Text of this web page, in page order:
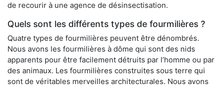
de recourir à une agence de désinsectisation.
Quels sont les différents types de fourmilières ?
Quatre types de fourmilières peuvent être dénombrés.
Nous avons les fourmilières à dôme qui sont des nids
apparents pour être facilement détruits par l’homme ou par
des animaux. Les fourmilières construites sous terre qui
sont de véritables merveilles architecturales. Nous avons